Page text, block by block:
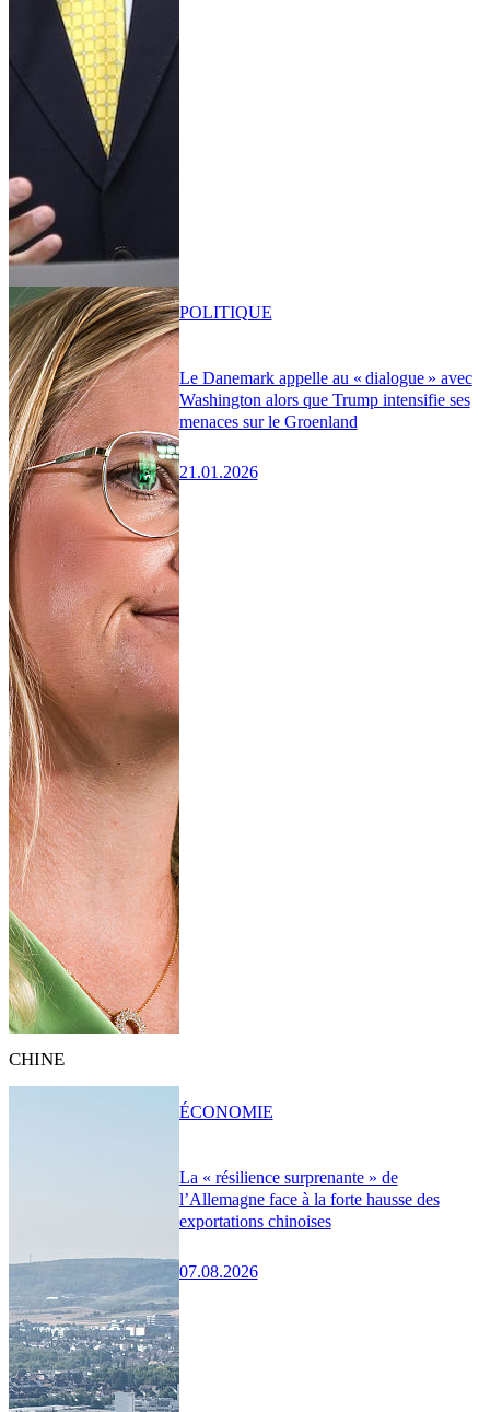
Le Danemark appelle au « dialogue » avec
Washington alors que Trump intensifie ses
menaces sur le Groenland
21.01.2026
POLITIQUE
CHINE
La « résilience surprenante » de
l’Allemagne face à la forte hausse des
exportations chinoises
07.08.2026
ÉCONOMIE